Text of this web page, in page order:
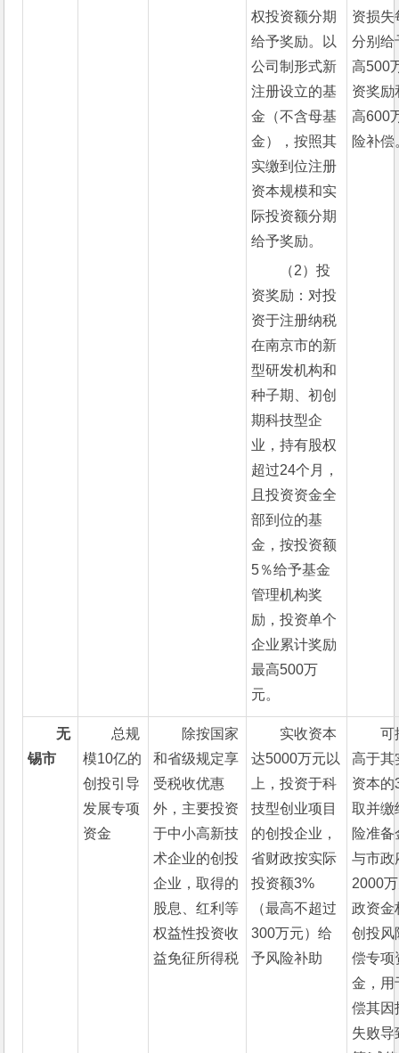
权投资额分期
给予奖励。以
公司制形式新
注册设立的基
金（不含母基
金），按照其
实缴到位注册
资本规模和实
际投资额分期
给予奖励。
（2）投
资奖励：对投
资于注册纳税
在南京市的新
型研发机构和
种子期、初创
期科技型企
业，持有股权
超过24个月，
且投资资金全
部到位的基
金，按投资额
5％给予基金
管理机构奖
励，投资单个
企业累计奖励
最高500万
元。
资损失
分别给
高500
资奖励
高600
险补偿
无
锡市
总规
模10亿的
创投引导
发展专项
资金
除按国家
和省级规定享
受税收优惠
外，主要投资
于中小高新技
术企业的创投
企业，取得的
股息、红利等
权益性投资收
益免征所得税
实收资本
达5000万元以
上，投资于科
技型创业项目
的创投企业，
省财政按实际
投资额3%
（最高不超过
300万元）给
予风险补助
可
高于其
资本的
取并缴
险准备
与市政
2000
政资金
创投风
偿专项
金，用
偿其因
失败导